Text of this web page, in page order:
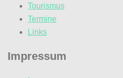
Tourismus
Termine
Links
Impressum